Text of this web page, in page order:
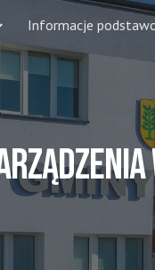
content
Informacje